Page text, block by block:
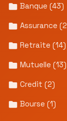
Banque (43)
Assurance
Retraite (14)
Mutuelle (13)
Credit (2)
Bourse (1)